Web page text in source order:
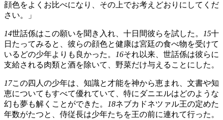
顔色をよくお比べになり、その上でお考えどおりにしてくだ
さい。」
14世話係はこの願いを聞き入れ、十日間彼らを試した。 15十
日たってみると、彼らの顔色と健康は宮廷の食べ物を受けて
いるどの少年よりも良かった。
16それ以来、世話係は彼らに
支給される肉類と酒を除いて、野菜だけ与えることにした。
17この四人の少年は、知識と才能を神から恵まれ、文書や知
恵についてもすべて優れていて、特にダニエルはどのような
幻も夢も解くことができた。
18ネブカドネツァル王の定めた
年数がたつと、侍従長は少年たちを王の前に連れて行った。